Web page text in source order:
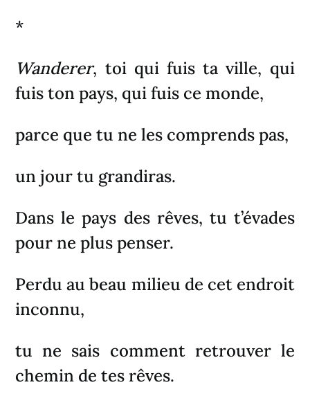
*
Wanderer, toi qui fuis ta ville, qui
fuis ton pays, qui fuis ce monde,
parce que tu ne les comprends pas,
un jour tu grandiras.
Dans le pays des rêves, tu t’évades
pour ne plus penser.
Perdu au beau milieu de cet endroit
inconnu,
tu ne sais comment retrouver le
chemin de tes rêves.